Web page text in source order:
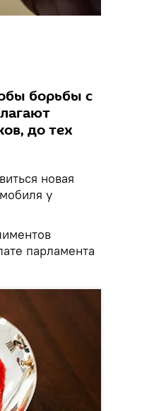
борьбы с
до тех
новая
у
парламента